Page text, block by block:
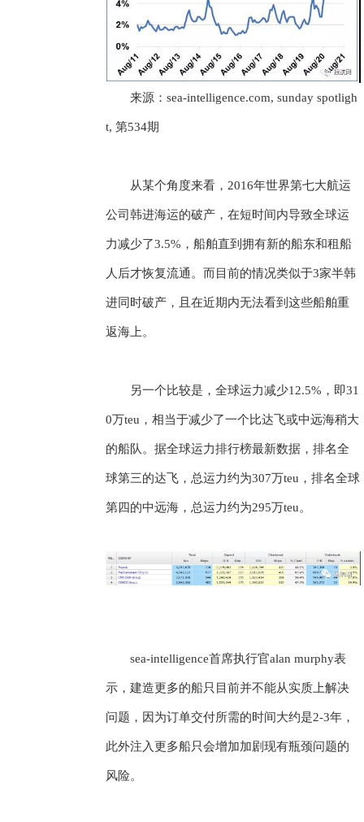
来源：sea-intelligence.com, sunday spotligh
t, 第534期
从某个角度来看，2016年世界第七大航运
公司韩进海运的破产，在短时间内导致全球运
力减少了3.5%，船舶直到拥有新的船东和租船
人后才恢复流通。而目前的情况类似于3家半韩
进同时破产，且在近期内无法看到这些船舶重
返海上。
另一个比较是，全球运力减少12.5%，即31
0万teu，相当于减少了一个比达飞或中远海稍大
的船队。据全球运力排行榜最新数据，排名全
球第三的达飞，总运力约为307万teu，排名全球
第四的中远海，总运力约为295万teu。
sea-intelligence首席执行官alan murphy表
示，建造更多的船只目前并不能从实质上解决
问题，因为订单交付所需的时间大约是2-3年，
此外注入更多船只会增加加剧现有瓶颈问题的
风险。